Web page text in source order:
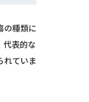
の種類に
代表的な
れていま